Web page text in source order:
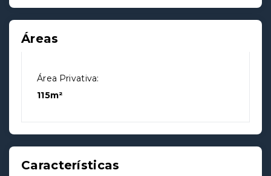
Áreas
Área Privativa:
115m²
Características